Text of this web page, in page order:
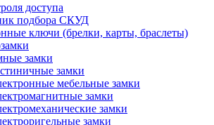
доступа
подбора СКУД
ключи (брелки, карты, браслеты)
замки
замки
мебельные замки
замки
замки
замки